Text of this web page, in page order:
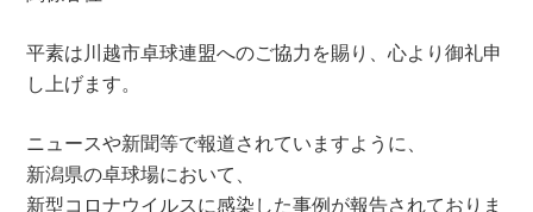
平素は川越市卓球連盟へのご協力を賜り、心より御礼申
し上げます。
ニュースや新聞等で報道されていますように、
新潟県の卓球場において、
新型コロナウイルスに感染した事例が報告されておりま